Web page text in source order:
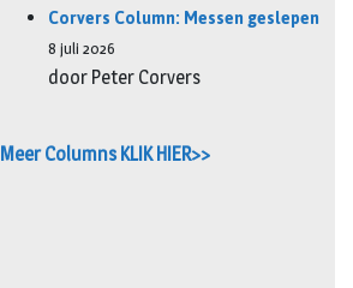
Corvers Column: Messen geslepen
8 juli 2026
door Peter Corvers
Meer Columns KLIK HIER>>